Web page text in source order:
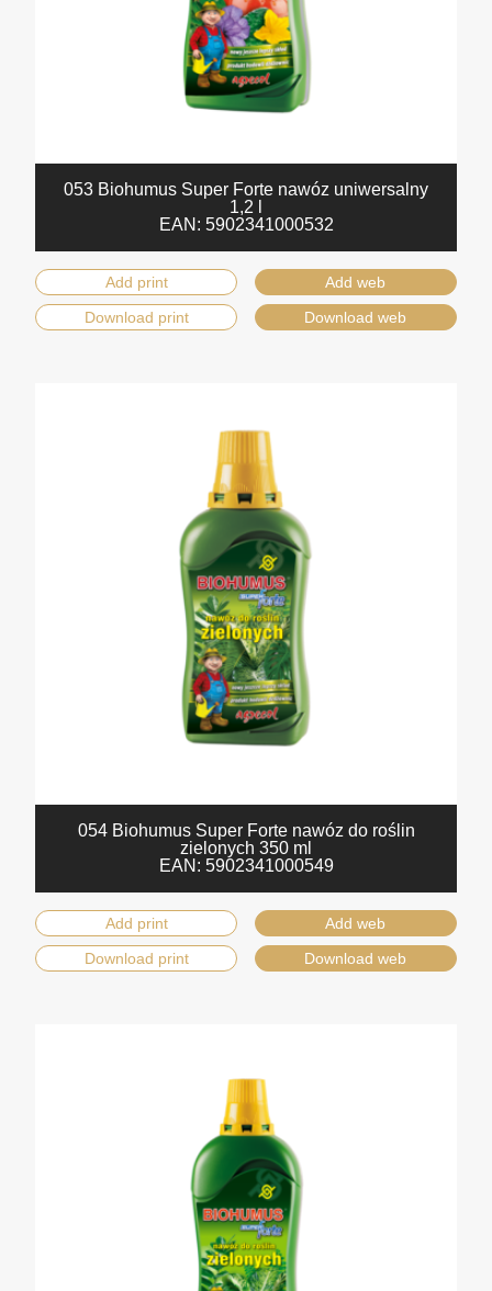
053 Biohumus Super Forte nawóz uniwersalny
1,2 l
EAN: 5902341000532
Add print
Add web
Download print
Download web
054 Biohumus Super Forte nawóz do roślin
zielonych 350 ml
EAN: 5902341000549
Add print
Add web
Download print
Download web